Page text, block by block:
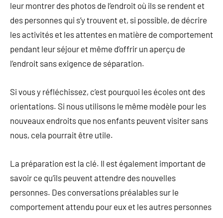
leur montrer des photos de l’endroit où ils se rendent et
des personnes qui s’y trouvent et, si possible, de décrire
les activités et les attentes en matière de comportement
pendant leur séjour et même d’offrir un aperçu de
l’endroit sans exigence de séparation.
Si vous y réfléchissez, c’est pourquoi les écoles ont des
orientations. Si nous utilisons le même modèle pour les
nouveaux endroits que nos enfants peuvent visiter sans
nous, cela pourrait être utile.
La préparation est la clé. Il est également important de
savoir ce qu’ils peuvent attendre des nouvelles
personnes. Des conversations préalables sur le
comportement attendu pour eux et les autres personnes